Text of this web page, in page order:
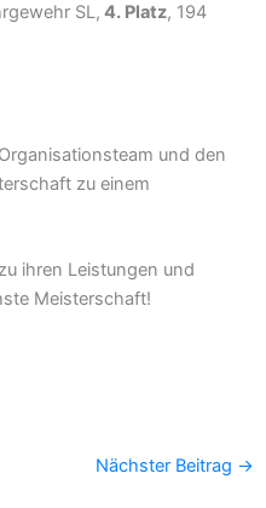
SL, 4. Platz, 194
und den
zu einem
ihren Leistungen und
Meisterschaft!
Nächster Beitrag →